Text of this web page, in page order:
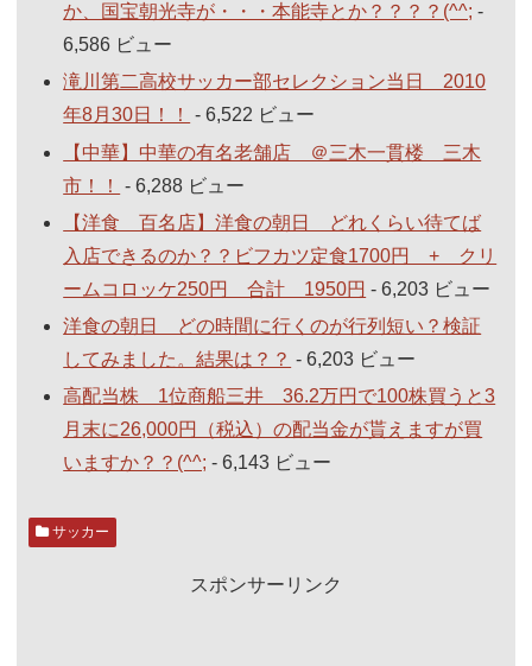
か、国宝朝光寺が・・・本能寺とか？？？？(^^; -
6,586 ビュー
滝川第二高校サッカー部セレクション当日 2010
年8月30日！！
- 6,522 ビュー
【中華】中華の有名老舗店 ＠三木一貫楼 三木
市！！
- 6,288 ビュー
【洋食 百名店】洋食の朝日 どれくらい待てば
入店できるのか？？ビフカツ定食1700円 + クリ
ームコロッケ250円 合計 1950円 - 6,203 ビュー
洋食の朝日 どの時間に行くのが行列短い？検証
してみました。結果は？？ - 6,203 ビュー
高配当株 1位商船三井 36.2万円で100株買うと3
月末に26,000円（税込）の配当金が貰えますが買
いますか？？(^^; - 6,143 ビュー
サッカー
スポンサーリンク